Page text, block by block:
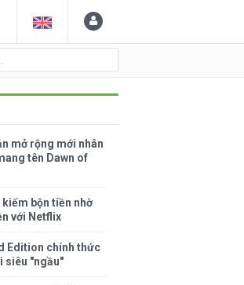
mở rộng mới nhân
tên Dawn of
bộn tiền nhờ
với Netflix
Edition chính thức
siêu "ngầu"